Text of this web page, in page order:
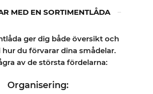
MED EN SORTIMENTLÅDA
ger dig både översikt och
du förvarar dina smådelar.
av de största fördelarna:
Organisering: